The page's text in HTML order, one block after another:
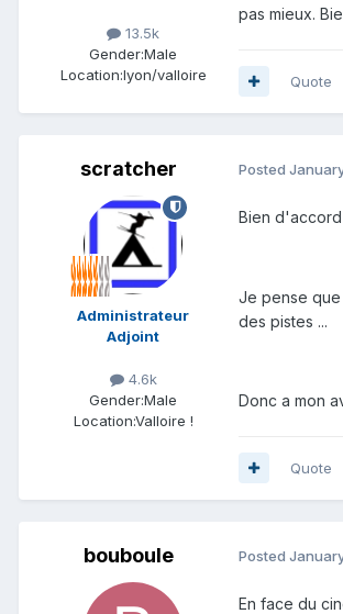
13.5k
Gender:Male
Location:lyon/valloire
pas mieux.
Quote
scratcher
Administrateur
Adjoint
4.6k
Gender:Male
Location:Valloire !
Posted
Bien d'accord
Je pense que
des pistes ...
Donc a mon
Quote
bouboule Posted
En face du